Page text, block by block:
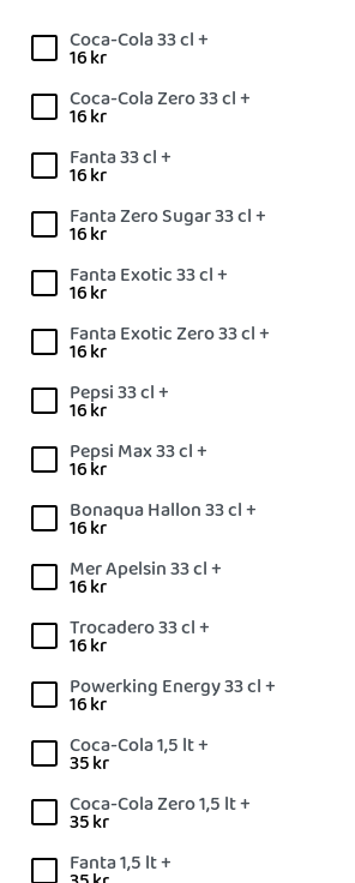
Coca-Cola 33 cl +
16kr
Coca-Cola Zero 33 cl +
16kr
Fanta 33 cl +
16kr
Fanta Zero Sugar 33 cl +
16kr
Fanta Exotic 33 cl +
16kr
Fanta Exotic Zero 33 cl +
16kr
Pepsi 33 cl +
16kr
Pepsi Max 33 cl +
16kr
Bonaqua Hallon 33 cl +
16kr
Mer Apelsin 33 cl +
16kr
Trocadero 33 cl +
16kr
Powerking Energy 33 cl +
16kr
Coca-Cola 1,5 lt +
35kr
Coca-Cola Zero 1,5 lt +
35kr
Fanta 1,5 lt +